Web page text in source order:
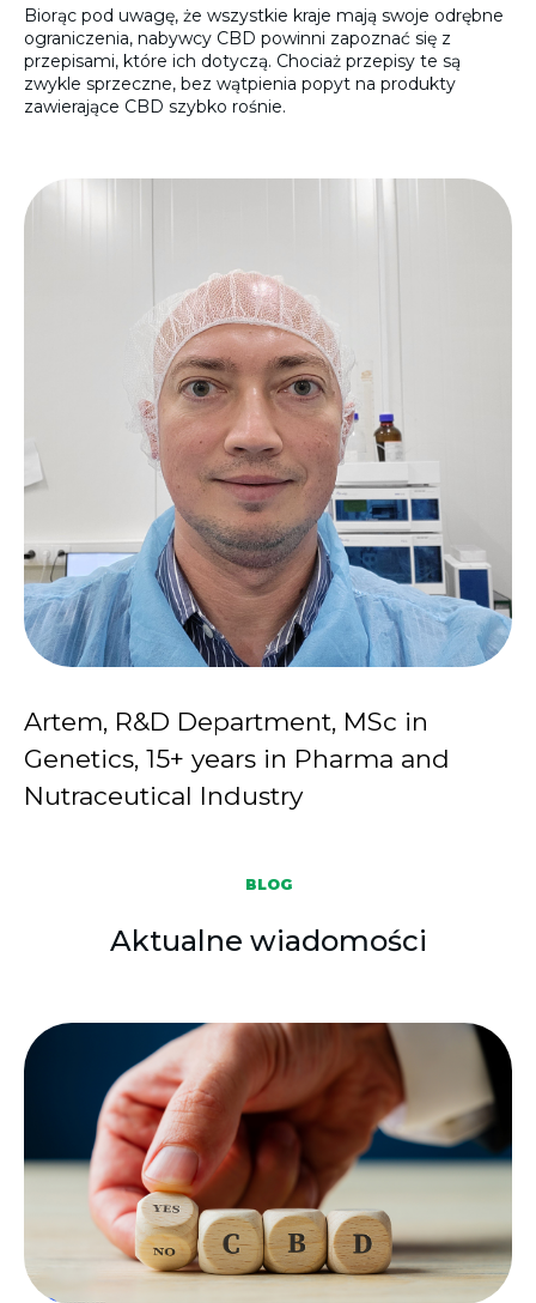
Biorąc pod uwagę, że wszystkie kraje mają swoje odrębne
ograniczenia, nabywcy CBD powinni zapoznać się z
przepisami, które ich dotyczą. Chociaż przepisy te są
zwykle sprzeczne, bez wątpienia popyt na produkty
zawierające CBD szybko rośnie.
Artem, R&D Department, MSc in
Genetics, 15+ years in Pharma and
Nutraceutical Industry
BLOG
Aktualne wiadomości